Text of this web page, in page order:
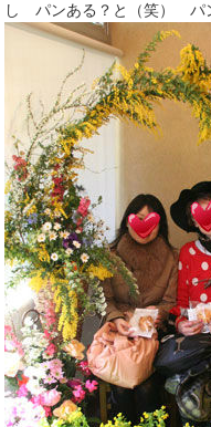
し パンある？と（笑） パ